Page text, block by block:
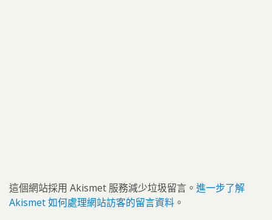
這個網站採用 Akismet 服務減少垃圾留言。 進一步了解
Akismet 如何處理網站訪客的留言資料 。